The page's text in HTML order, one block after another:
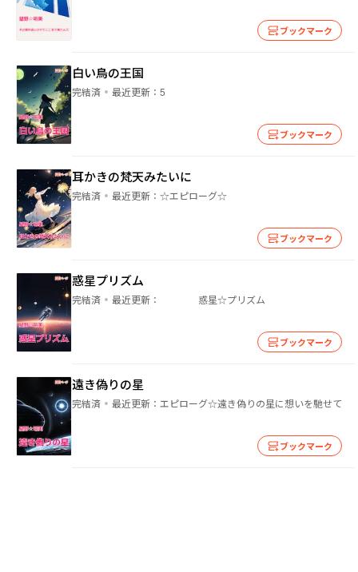
ブックマーク
白い鳥の王国
完結済 最近更新： 5
ブックマーク
耳かきの梵天みたいに
完結済 最近更新： ☆エピローグ☆
ブックマーク
惑星プリズム
完結済 最近更新： 惑星☆プリズム
ブックマーク
遠き偽りの星
完結済 最近更新： エピローグ☆遠き偽りの星に想いを馳せて
ブックマーク